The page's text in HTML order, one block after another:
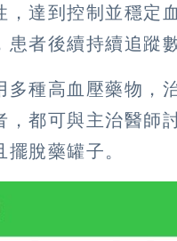
，達到控制並穩定
者後續持續追蹤
多種高血壓藥物，
，都可與主治醫師
脫藥罐子。